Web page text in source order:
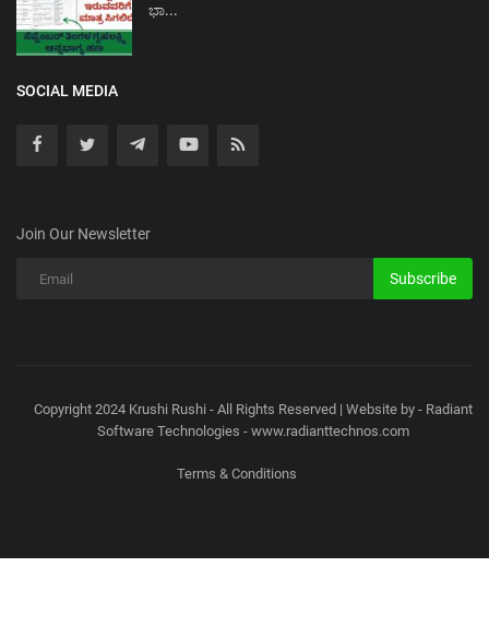
ಭಾ...
SOCIAL MEDIA
Join Our Newsletter
Subscribe
Copyright 2024 Krushi Rushi - All Rights Reserved | Website by - Radiant
Software Technologies - www.radianttechnos.com
Terms & Conditions